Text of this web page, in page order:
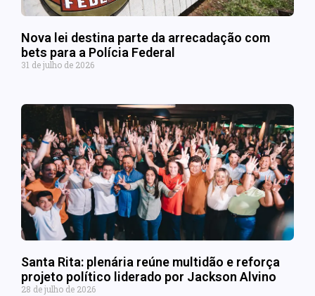
Nova lei destina parte da arrecadação com
bets para a Polícia Federal
31 de julho de 2026
Santa Rita: plenária reúne multidão e reforça
projeto político liderado por Jackson Alvino
28 de julho de 2026